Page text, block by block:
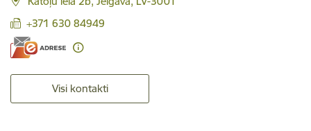
+371 630 84949
Visi kontakti